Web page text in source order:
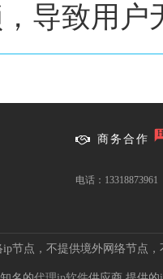
导致用户
商务合作
电话：13318873961
节点，不提供境外网络节点